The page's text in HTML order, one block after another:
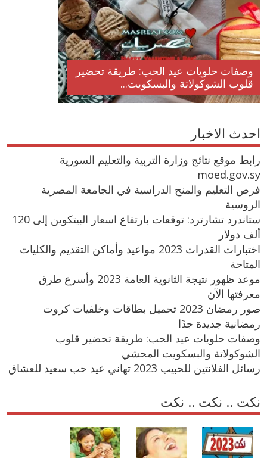
وصفات حلويات عيد الحب: طريقة تحضير
قلوب الشوكولاتة والبسكويت...
احدث الاخبار
رابط موقع نتائج وزارة التربية والتعليم السورية
moed.gov.sy
فرص التعليم والمنح الدراسية في الجامعة المصرية
الروسية
ستاندرد تشارترد: توقعات بارتفاع اسعار البيتكوين إلى 120
ألف دولار
اختبارات القدرات 2023 مواعيد وأماكن التقديم والكليات
المتاحة
موعد ظهور نتيجة الثانوية العامة 2023 وأسرع طرق
معرفتها الآن
صور رمضان 2023 تحميل بطاقات وخلفيات كروت
رمضانية جديدة جدًا
وصفات حلويات عيد الحب: طريقة تحضير قلوب
الشوكولاتة والبسكويت المحشي
رسائل الفلانتين للحبيب 2023 تهاني عيد حب سعيد للعشاق
نكت .. نكت .. نكت